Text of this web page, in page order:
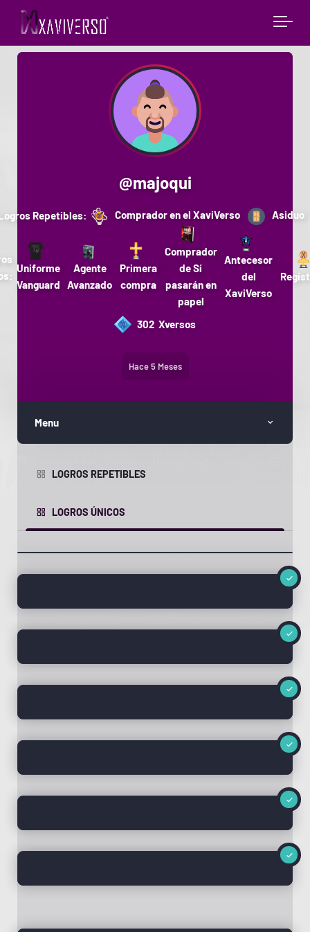
@majoqui
302 Xversos
Repetibles: Comprador en el XaviVerso Asiduo
Uniforme
Vanguard
Agente
Avanzado
Primera
compra
Comprador
de Sí
pasarán en
papel
Antecesor
del
XaviVerso
Hace 5 Meses
Menu
LOGROS REPETIBLES
LOGROS ÚNICOS